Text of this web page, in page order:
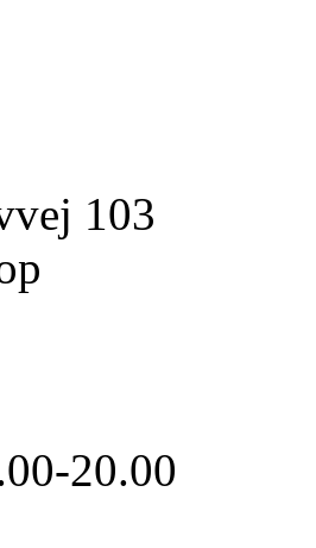
103
20.00